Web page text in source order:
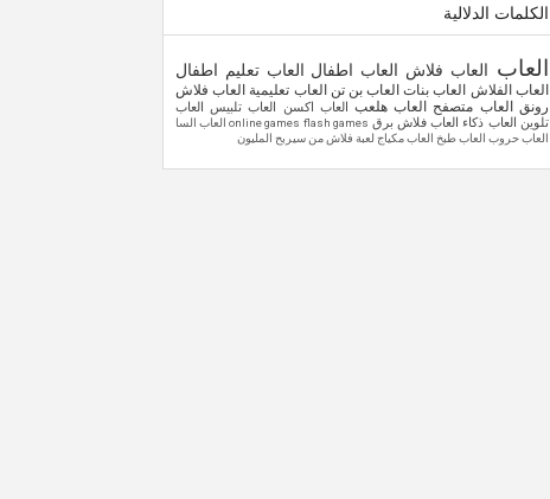
الكلمات الدلالية
العاب العاب فلاش العاب اطفال العاب تعليم اطفال
العاب الفلاش العاب بنات العاب بن تنالعاب تعليمية العاب فلاش
رونقالعاب متصفح العاب هلعب العاب اكسن العاب تلبيس العاب
تلوين العاب ذكاء العاب فلاش برق flash games
online games العاب السا
العاب حروب العاب طبخ العاب مكياج لعبة فلاشمن سيربح المليون